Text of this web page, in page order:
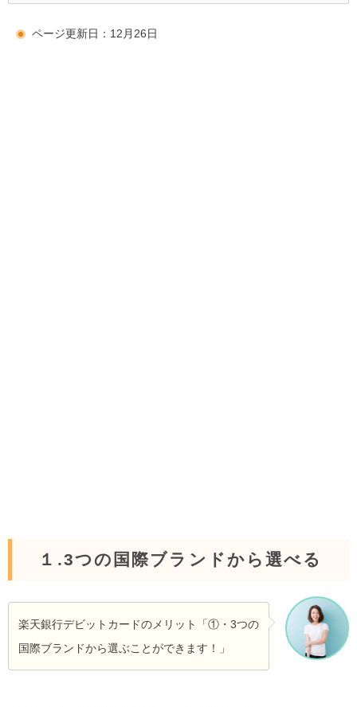
ページ更新日：12月26日
１.3つの国際ブランドから選べる
楽天銀行デビットカードのメリット「①・3つの
国際ブランドから選ぶことができます！」